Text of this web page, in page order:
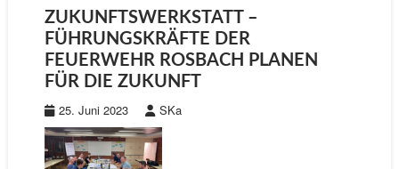
ZUKUNFTSWERKSTATT –
FÜHRUNGSKRÄFTE DER
FEUERWEHR ROSBACH PLANEN
FÜR DIE ZUKUNFT
25. Juni 2023 SKa